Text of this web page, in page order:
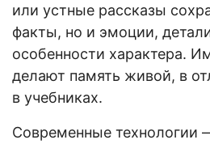
или устные рассказы
факты, но и эмоции,
особенности характера.
делают память живой, в
в учебниках.
Современные технологии